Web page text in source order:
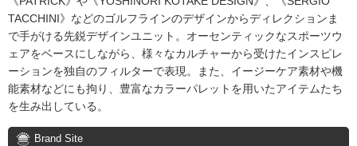
TACCHINI》などのゴルフラインのデザインからディレクションま
で手がける先鋭デザインユニット。オーセンティックなスポーツウ
ェアをベースにしながら、様々なカルチャーから受けたインスピレ
ーションを独自のフィルターで表現。また、イージーケア素材や機
能素材などにも拘り、豊富なカラーパレットを用いたアイテムたち
を生み出している。
Brand Site